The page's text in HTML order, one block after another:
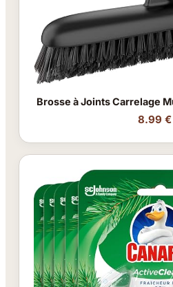
Brosse à Joints Carrelage
8.99 €